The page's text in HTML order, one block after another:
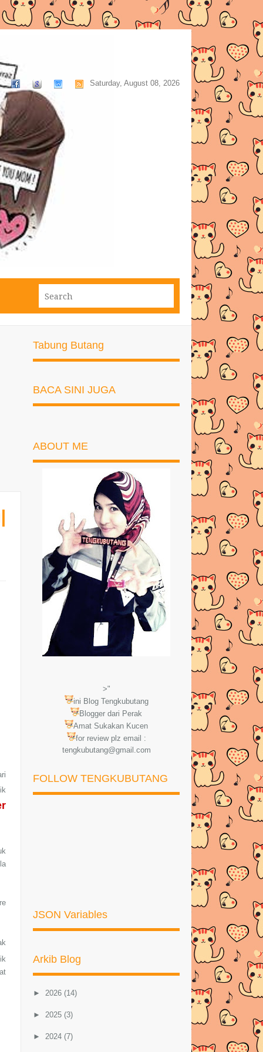
Saturday, August 08, 2026
Tabung Butang
BACA SINI JUGA
ABOUT ME
>"
ini Blog Tengkubutang
Blogger dari Perak
Amat Sukakan Kucen
for review plz email :
tengkubutang@gmail.com
FOLLOW TENGKUBUTANG
JSON Variables
Arkib Blog
► 2026 (14)
► 2025 (3)
► 2024 (7)